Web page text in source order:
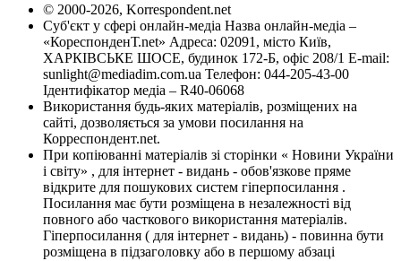
© 2000-2026, Korrespondent.net
Суб'єкт у сфері онлайн-медіа Назва онлайн-медіа –
«КореспонденТ.net» Адреса: 02091, місто Київ,
ХАРКІВСЬКЕ ШОСЕ, будинок 172-Б, офіс 208/1 E-mail:
sunlight@mediadim.com.ua Телефон: 044-205-43-00
Ідентифікатор медіа – R40-06068
Використання будь-яких матеріалів, розміщених на
сайті, дозволяється за умови посилання на
Корреспондент.net.
При копіюванні матеріалів зі сторінки « Новини України
і світу» , для інтернет - видань - обов'язкове пряме
відкрите для пошукових систем гіперпосилання .
Посилання має бути розміщена в незалежності від
повного або часткового використання матеріалів.
Гіперпосилання ( для інтернет - видань) - повинна бути
розміщена в підзаголовку або в першому абзаці